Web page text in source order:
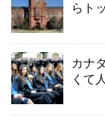
らト
カナ
くて